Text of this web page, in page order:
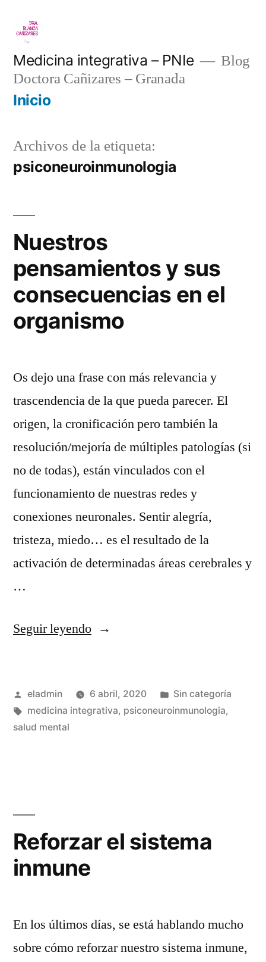
contenido
Medicina integrativa – PNIe
Blog
Doctora Cañizares – Granada
Inicio
Archivos de la etiqueta:
psiconeuroinmunologia
Nuestros
pensamientos y sus
consecuencias en el
organismo
Os dejo una frase con más relevancia y
trascendencia de la que pueda parecer. El
origen, la cronificación pero también la
resolución/mejoría de múltiples patologías (si
no de todas), están vinculados con el
funcionamiento de nuestras redes y
conexiones neuronales. Sentir alegría,
tristeza, miedo… es el resultado de la
activación de determinadas áreas cerebrales y
…
Seguir leyendo«Nuestros
sus
consecuencias
Publicado
por
eladmin 6 abril, 2020
Publicado
en
Sin categoría
Etiquetas:
medicina integrativa, psiconeuroinmunologia,
salud mental
Reforzar el sistema
inmune
En los últimos días, se está hablando mucho
sobre cómo reforzar nuestro sistema inmune,